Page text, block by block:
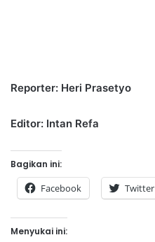
Reporter: Heri Prasetyo
Editor: Intan Refa
Bagikan ini:
Facebook Twitter
Menyukai ini: